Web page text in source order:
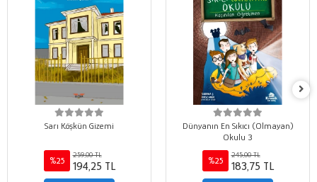
Sarı Köşkün Gizemi
%25
259,00 TL
194,25 TL
Dünyanın En Sıkıcı (Olmayan)
Okulu 3
%25
245,00 TL
183,75 TL